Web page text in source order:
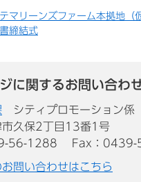
マリーンズファーム本拠地（
締結式
に関するお問い合わ
シティプロモーション係
市久保2丁目13番1号
56-1288
Fax：
お問い合わせはこちら